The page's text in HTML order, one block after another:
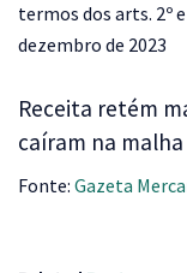
termos dos arts. 2º e
dezembro de 2023
Receita retém
caíram na
Fonte: Gazeta